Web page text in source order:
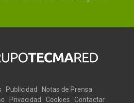
Publicidad
Notas de Prensa
Privacidad Cookies Contactar